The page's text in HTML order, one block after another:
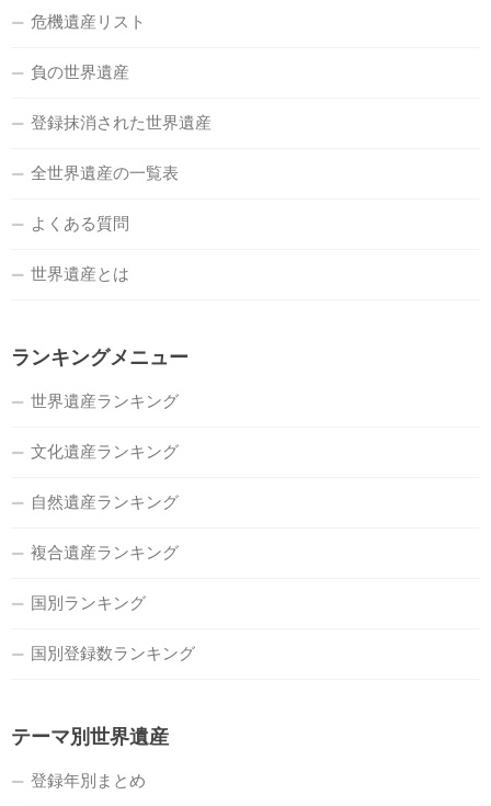
危機遺産リスト
負の世界遺産
登録抹消された世界遺産
全世界遺産の一覧表
よくある質問
世界遺産とは
ランキングメニュー
世界遺産ランキング
文化遺産ランキング
自然遺産ランキング
複合遺産ランキング
国別ランキング
国別登録数ランキング
テーマ別世界遺産
登録年別まとめ